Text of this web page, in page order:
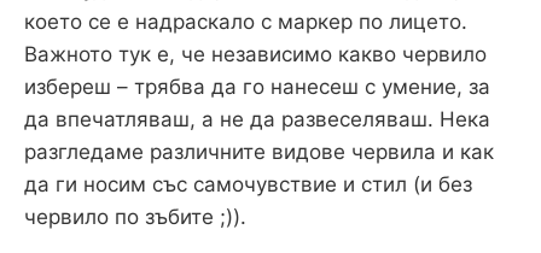
което се е надраскало с маркер по лицето.
Важното тук е, че независимо какво червило
избереш – трябва да го нанесеш с умение, за
да впечатляваш, а не да развеселяваш. Нека
разгледаме различните видове червила и как
да ги носим със самочувствие и стил (и без
червило по зъбите ;)).